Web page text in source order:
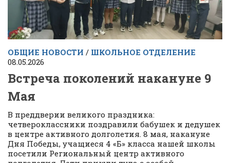
ОБЩИЕ НОВОСТИ / ШКОЛЬНОЕ ОТДЕЛЕНИЕ
08.05.2026
Встреча поколений накануне 9
Мая
В преддверии великого праздника:
четвероклассники поздравили бабушек и дедушек
в центре активного долголетия. 8 мая, накануне
Дня Победы, учащиеся 4 «Б» класса нашей школы
посетили Региональный центр активного